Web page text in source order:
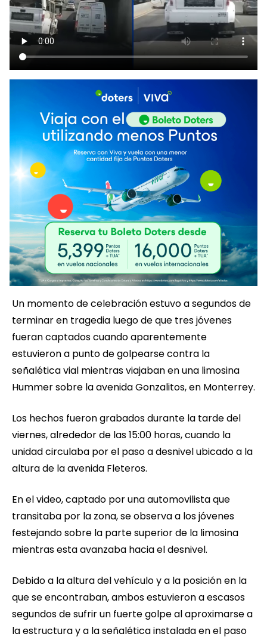
Un momento de celebración estuvo a segundos de
terminar en tragedia luego de que tres jóvenes
fueran captados cuando aparentemente
estuvieron a punto de golpearse contra la
señalética vial mientras viajaban en una limosina
Hummer sobre la avenida Gonzalitos, en Monterrey.
Los hechos fueron grabados durante la tarde del
viernes, alrededor de las 15:00 horas, cuando la
unidad circulaba por el paso a desnivel ubicado a la
altura de la avenida Fleteros.
En el video, captado por una automovilista que
transitaba por la zona, se observa a los jóvenes
festejando sobre la parte superior de la limosina
mientras esta avanzaba hacia el desnivel.
Debido a la altura del vehículo y a la posición en la
que se encontraban, ambos estuvieron a escasos
segundos de sufrir un fuerte golpe al aproximarse a
la estructura y a la señalética instalada en el paso